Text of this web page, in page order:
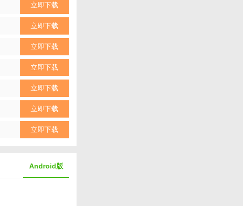
冲击力强。
人时优先使用护盾，
冲刺，提升效率。
新角色，丰富游戏
立即下载
立即下载
立即下载
立即下载
立即下载
立即下载
立即下载
Android版